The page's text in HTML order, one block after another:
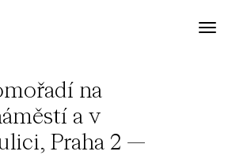
na
a v
Praha 2 —